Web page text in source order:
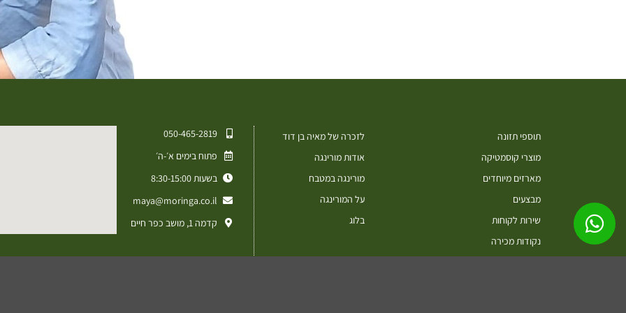
תוספי תזונה
מוצרי קוסמטיקה
מארזים מיוחדים
מבצעים
שירות לקוחות
נקודות מכירה
לזכרה של מאיה בן דוד
אודות מורינגה
מורינגה במטבח
על המורינגה
בלוג
050-465-2819⁩
פתוח בימים א׳-ה׳
בשעות 8:30-15:00
maya@moringa.co.il
קדמה 1, מושב כפר חיים